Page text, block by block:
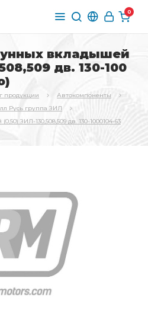
0
вкладышей
дв. 130-100
продукции
Автокомпоненты
Русь группа ЗИЛ
ЗИЛ-130,508,509 дв. 130-1000104-63